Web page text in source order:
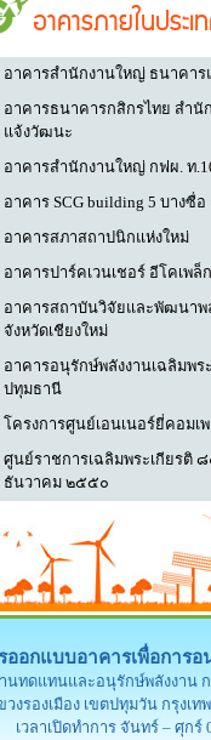
อาคารภายในประเ
อาคารสำนักงานใหญ่ ธนาคาร
อาคารธนาคารกสิกรไทย สำนั
แจ้งวัฒนะ
อาคารสำนักงานใหญ่ กฟผ. ท
อาคาร SCG building 5 บางซื่อ
อาคารสภาสถาปนิกแห่งใหม่
อาคารปาร์คเวนเชอร์ อีโคเพล็
อาคารสถาบันวิจัยและพัฒนาพ
จังหวัดเชียงใหม่
อาคารอนุรักษ์พลังงานเฉลิมพร
ปทุมธานี
โครงการศูนย์เอนเนอร์ยี่คอมเ
ศูนย์ราชการเฉลิมพระเกียรติ
ธันวาคม ๒๕๕๐
อกแบบอาคารเพื่อการอ
นทดแทนและอนุรักษ์พลังงาน ก
งรองเมือง เขตปทุมวัน กรุงเท
เวลาเปิดทำการ จันทร์ – ศุกร์